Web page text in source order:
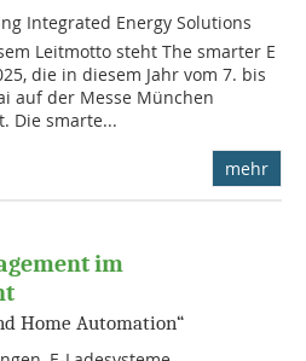
Integrated Energy Solutions 
Leitmotto steht The smarter E
die in diesem Jahr vom 7. bis
auf der Messe München
Die smarte...
mehr
im
Home Automation“